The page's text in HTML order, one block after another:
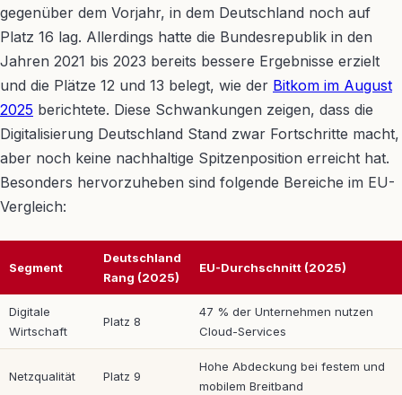
gegenüber dem Vorjahr, in dem Deutschland noch auf
Platz 16 lag. Allerdings hatte die Bundesrepublik in den
Jahren 2021 bis 2023 bereits bessere Ergebnisse erzielt
und die Plätze 12 und 13 belegt, wie der Bitkom im August
2025 berichtete. Diese Schwankungen zeigen, dass die
Digitalisierung Deutschland Stand zwar Fortschritte macht,
aber noch keine nachhaltige Spitzenposition erreicht hat.
Besonders hervorzuheben sind folgende Bereiche im EU-
Vergleich:
Segment
Deutschland
Rang (2025)
EU-Durchschnitt (2025)
Digitale
Wirtschaft
Platz 8
47 % der Unternehmen nutzen
Cloud-Services
Netzqualität Platz 9
Hohe Abdeckung bei festem und
mobilem Breitband